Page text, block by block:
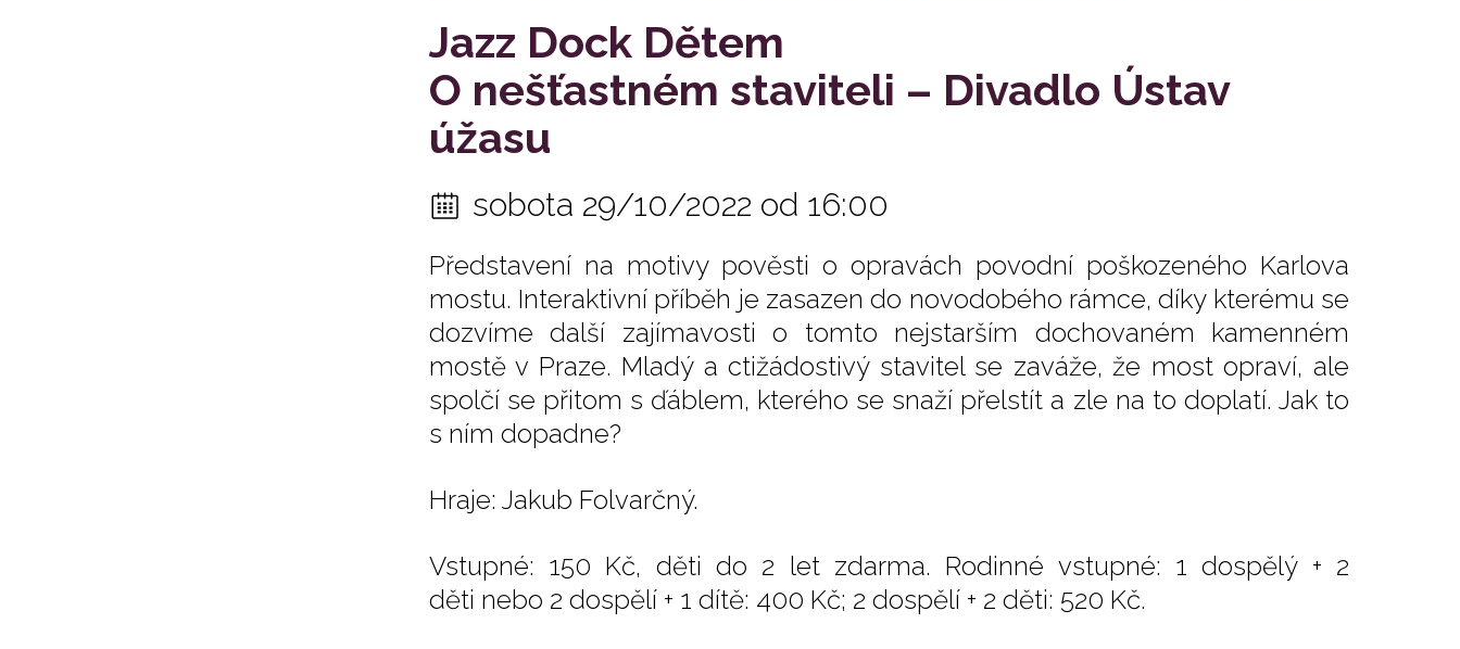
Jazz Dock Dětem
O nešťastném staviteli – Divadlo Ústav
úžasu
sobota 29/10/2022 od 16:00
Představení na motivy pověsti o opravách povodní poškozeného Karlova
mostu. Interaktivní příběh je zasazen do novodobého rámce, díky kterému se
dozvíme další zajímavosti o tomto nejstarším dochovaném kamenném
mostě v Praze. Mladý a ctižádostivý stavitel se zaváže, že most opraví, ale
spolčí se přitom s ďáblem, kterého se snaží přelstít a zle na to doplatí. Jak to
s ním dopadne?
Hraje: Jakub Folvarčný.
Vstupné: 150 Kč, děti do 2 let zdarma. Rodinné vstupné: 1 dospělý + 2
děti nebo 2 dospělí + 1 dítě: 400 Kč; 2 dospělí + 2 děti: 520 Kč.